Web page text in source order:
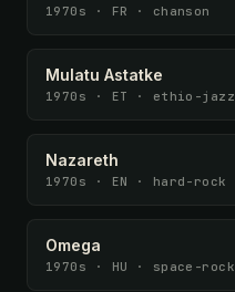
1970s · FR · chanson
Mulatu Astatke
1970s · ET · ethio-jazz
Nazareth
1970s · EN · hard-rock
Omega
1970s · HU · space-rock